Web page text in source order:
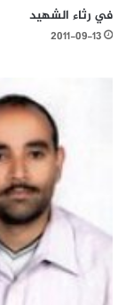
في رثاء الشهيد
2011-09-13